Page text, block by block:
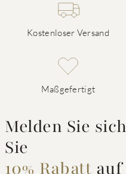
Kostenloser Versand
Maßgefertigt
Melden Sie
Sie
10% Rabatt